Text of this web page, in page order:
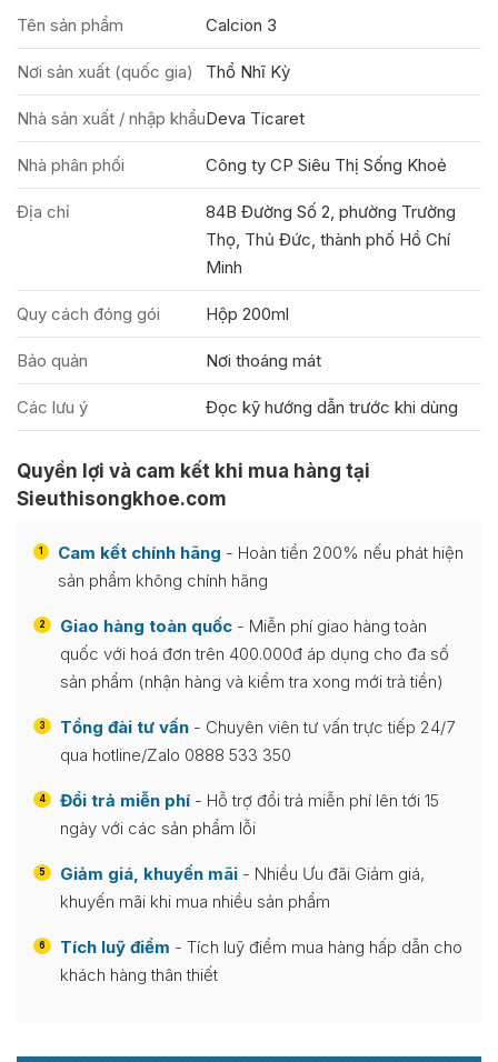
Tên sản phẩm Calcion 3
Nơi sản xuất (quốc gia) Thổ Nhĩ Kỳ
Nhà sản xuất / nhập khẩuDeva Ticaret
Nhà phân phối Công ty CP Siêu Thị Sống Khoẻ
Địa chỉ
84B Đường Số 2, phường Trường
Thọ, Thủ Đức, thành phố Hồ Chí
Minh
Quy cách đóng gói Hộp 200ml
Bảo quản Nơi thoáng mát
Các lưu ý Đọc kỹ hướng dẫn trước khi dùng
Quyền lợi và cam kết khi mua hàng tại
Sieuthisongkhoe.com
1 Cam kết chính hãng - Hoàn tiền 200% nếu phát hiện
sản phẩm không chính hãng
2 Giao hàng toàn quốc - Miễn phí giao hàng toàn
quốc với hoá đơn trên 400.000đ áp dụng cho đa số
sản phẩm (nhận hàng và kiểm tra xong mới trả tiền)
3 Tổng đài tư vấn - Chuyên viên tư vấn trực tiếp 24/7
qua hotline/Zalo 0888 533 350
4 Đổi trả miễn phí - Hỗ trợ đổi trả miễn phí lên tới 15
ngày với các sản phẩm lỗi
5 Giảm giá, khuyến mãi - Nhiều Ưu đãi Giảm giá,
khuyến mãi khi mua nhiều sản phẩm
6 Tích luỹ điểm - Tích luỹ điểm mua hàng hấp dẫn cho
khách hàng thân thiết